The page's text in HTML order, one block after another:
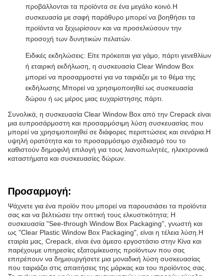
προβάλλονται τα προϊόντα σε ένα μεγάλο κοινό.Η
συσκευασία με σαφή παράθυρο μπορεί να βοηθήσει τα
προϊόντα να ξεχωρίσουν και να προσελκύσουν την
προσοχή των δυνητικών πελατών.
Ειδικές εκδηλώσεις: Είτε πρόκειται για γάμο, πάρτι γενεθλίων
ή εταιρική εκδήλωση, η συσκευασία Clear Window Box
μπορεί να προσαρμοστεί για να ταιριάζει με το θέμα της
εκδήλωσης.Μπορεί να χρησιμοποιηθεί ως συσκευασία
δώρου ή ως μέρος μιας ευχαρίστησης πάρτι.
Συνολικά, η συσκευασία Clear Window Box από την Crepack είναι
μια ευπροσάρμοστη και προσαρμόσιμη λύση συσκευασίας που
μπορεί να χρησιμοποιηθεί σε διάφορες περιπτώσεις και σενάρια.Η
υψηλή ορατότητα και το προσαρμόσιμο σχεδιασμό του το
καθιστούν δημοφιλή επιλογή για τους λιανοπωλητές, ηλεκτρονικά
καταστήματα και συσκευασίες δώρων.
Προσαρμογή:
Ψάχνετε για ένα προϊόν που μπορεί να παρουσιάσει τα προϊόντα
σας και να βελτιώσει την οπτική τους ελκυστικότητα; Η
συσκευασία "See-through Window Box Packaging", γνωστή και
ως "Clear Plastic Window Box Packaging", είναι η τέλεια λύση.Η
εταιρία μας, Crepack, είναι ένα άμεσο εργοστάσιο στην Κίνα και
παρέχουμε υπηρεσίες εξατομίκευσης προϊόντων που σας
επιτρέπουν να δημιουργήσετε μια μοναδική λύση συσκευασίας
που ταιριάζει στις απαιτήσεις της μάρκας και του προϊόντος σας.